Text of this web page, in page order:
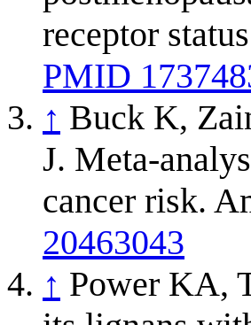
receptor
PMID
↑ Buck K,
J. Meta-
cancer risk.
20463043
↑ Power KA,